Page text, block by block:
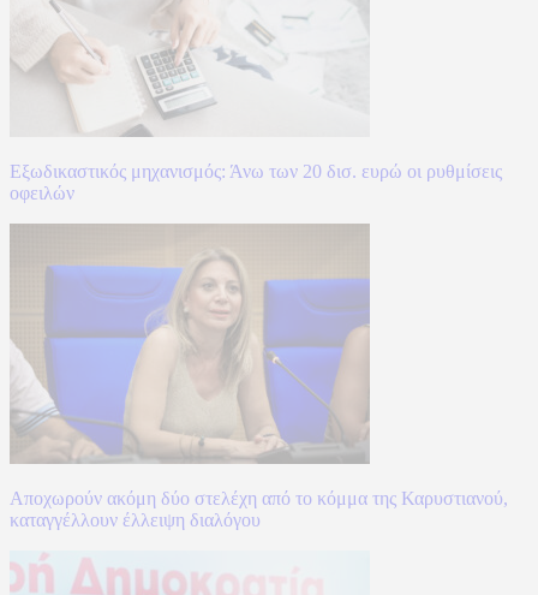
Εξωδικαστικός μηχανισμός: Άνω των 20 δισ. ευρώ οι ρυθμίσεις
οφειλών
Αποχωρούν ακόμη δύο στελέχη από το κόμμα της Καρυστιανού,
καταγγέλλουν έλλειψη διαλόγου